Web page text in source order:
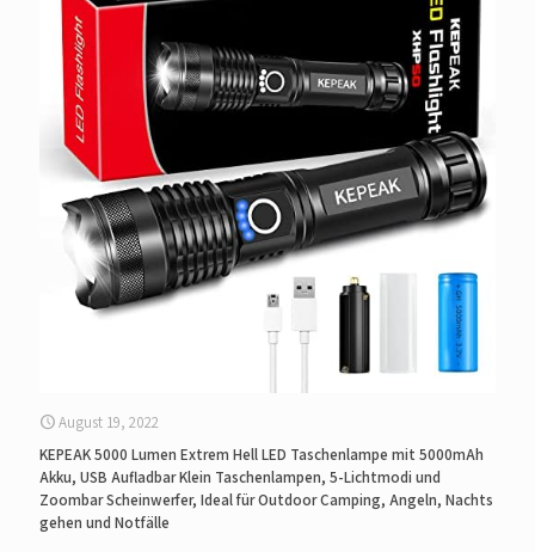
August 19, 2022
KEPEAK 5000 Lumen Extrem Hell LED Taschenlampe mit 5000mAh
Akku, USB Aufladbar Klein Taschenlampen, 5-Lichtmodi und
Zoombar Scheinwerfer, Ideal für Outdoor Camping, Angeln, Nachts
gehen und Notfälle